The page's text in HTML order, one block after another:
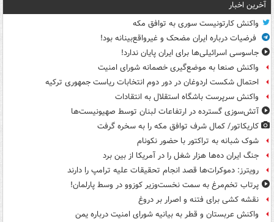
آخرین اخبار
واکنش کارتونیست سوری به توافق مکه
فرضیات درباره ایران مضحک و غیرواقع‌بینانه بود!
جاسوسی اسرائیلی‌ها برای ایران پایان ندارد!
واکنش صنعا به موضع‌گیری خصمانه شورای امنیت
احتمال شکست اردوغان در دور دوم انتخابات ریاست جمهوری ترکیه
واکنش سرپرست باشگاه استقلال به انتقادات
آتش‌سوزی گسترده در ارتفاعات لبنان توسط صهیونیست‌ها
کاریکاتور/ کمال شرف توافق مکه را به سخره گرفت
شوک شبانه به تراکتور با حضور نکونام
جنگ ایران ده‌ها هزار شغل را در آمریکا از بین برد
رویترز: دموکرات‌ها قصد انجام تحقیقات علیه ترامپ را دارند
پرتاب تخم‌مرغ به سمت نخست‌وزیر کوزوو در وسط پارلمان!
نقشه کشی برای فتنه و اصرار بر دروغ
واکنش عربستان و قطر به بیانیه شورای امنیت درباره یمن